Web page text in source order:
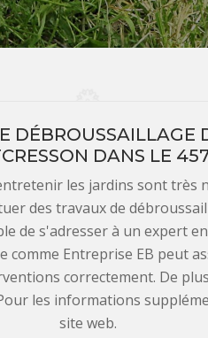
DÉBROUSSAILLAGE
DANS LE
les jardins sont très
des travaux de
de s'adresser à un expert
Entreprise EB peut
correctement. De
les informations
site web.